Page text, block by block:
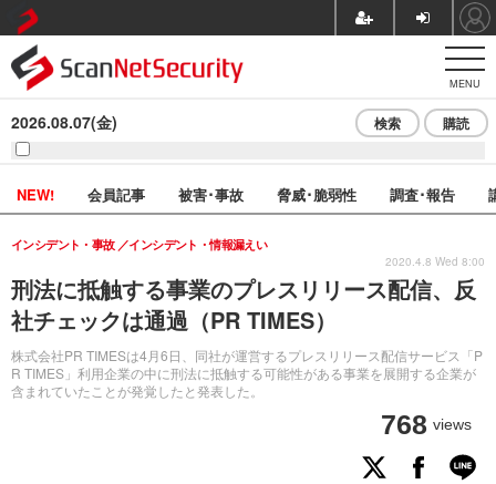
MENU
2026.08.07(金) 検索 購読
NEW! 会員記事 被害･事故 脅威･脆弱性 調査･報告
刑法に抵触する事業のプレスリリース配信、反
社チェックは通過（PR TIMES）
株式会社PR TIMESは4月6日、同社が運営するプレスリリース配信サービス「P
R TIMES」利用企業の中に刑法に抵触する可能性がある事業を展開する企業が
含まれていたことが発覚したと発表した。
インシデント・事故 インシデント・情報漏えい
768 views
2020.4.8 Wed 8:00